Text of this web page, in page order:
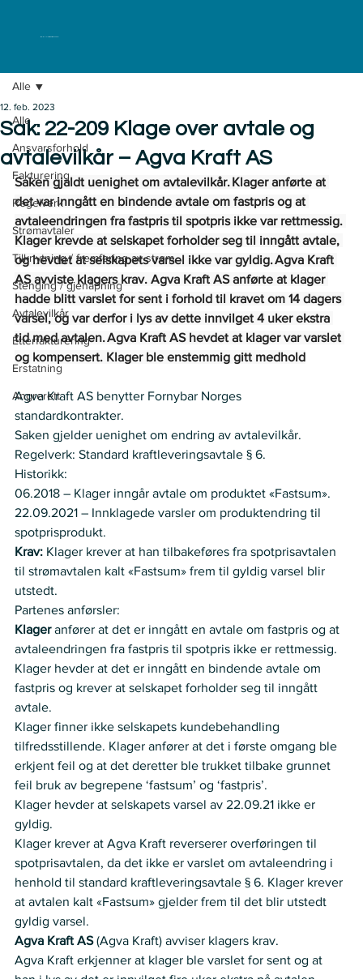
ELKLAGENEMNDA
Alle
Ansvarsforhold
Fakturering
Regelverk
Strømavtaler
Tilknytning / fremføring av strøm
Stenging / gjenåpning
Avtalevilkår
Etterfakturering
Erstatning
Angrerett
Alle
Sak: 22-209 Klage over avtale og
avtalevilkår – Agva Kraft AS
12. feb. 2023
Saken gjaldt uenighet om avtalevilkår. Klager anførte at
det var inngått en bindende avtale om fastpris og at
avtaleendringen fra fastpris til spotpris ikke var rettmessig.
Klager krevde at selskapet forholder seg til inngått avtale,
og hevdet at selskapets varsel ikke var gyldig. Agva Kraft
AS avviste klagers krav. Agva Kraft AS anførte at klager
hadde blitt varslet for sent i forhold til kravet om 14 dagers
varsel, og var derfor i lys av dette innvilget 4 uker ekstra
tid med avtalen. Agva Kraft AS hevdet at klager var varslet
og kompensert. Klager ble enstemmig gitt medhold
Agva Kraft AS benytter Fornybar Norges
standardkontrakter.
Saken gjelder uenighet om endring av avtalevilkår.
Regelverk: Standard kraftleveringsavtale § 6.
Historikk:
06.2018 – Klager inngår avtale om produktet «Fastsum».
22.09.2021 – Innklagede varsler om produktendring til
spotprisprodukt.
Krav: Klager krever at han tilbakeføres fra spotprisavtalen
til strømavtalen kalt «Fastsum» frem til gyldig varsel blir
utstedt.
Partenes anførsler:
Klager anfører at det er inngått en avtale om fastpris og at
avtaleendringen fra fastpris til spotpris ikke er rettmessig.
Klager hevder at det er inngått en bindende avtale om
fastpris og krever at selskapet forholder seg til inngått
avtale.
Klager finner ikke selskapets kundebehandling
tilfredsstillende. Klager anfører at det i første omgang ble
erkjent feil og at det deretter ble trukket tilbake grunnet
feil bruk av begrepene ‘fastsum’ og ‘fastpris’.
Klager hevder at selskapets varsel av 22.09.21 ikke er
gyldig.
Klager krever at Agva Kraft reverserer overføringen til
spotprisavtalen, da det ikke er varslet om avtaleendring i
henhold til standard kraftleveringsavtale § 6. Klager krever
at avtalen kalt «Fastsum» gjelder frem til det blir utstedt
gyldig varsel.
Agva Kraft AS (Agva Kraft) avviser klagers krav.
Agva Kraft erkjenner at klager ble varslet for sent og at